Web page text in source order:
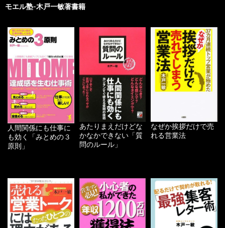
モエル塾-木戸一敏著書籍
人間関係にも仕事に
も効く「みとめの３
原則」
あたりまえだけどな
かなかできない「質
問のルール」
なぜか挨拶だけで売
れる営業法